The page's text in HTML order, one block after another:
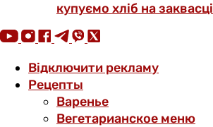
купуємо хліб на заквасці
Відключити рекламу
Рецепты
Варенье
Вегетарианское меню